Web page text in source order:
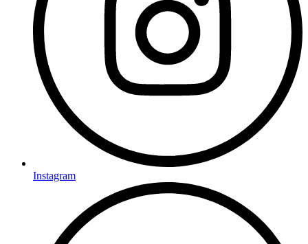
Instagram